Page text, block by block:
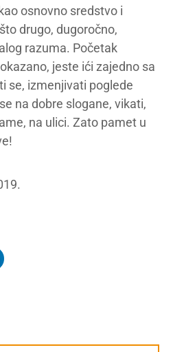
osnovno sredstvo i
drugo, dugoročno,
razuma. Početak
jeste ići zajedno sa
se, izmenjivati poglede
na dobre slogane, vikati,
na ulici. Zato pamet u